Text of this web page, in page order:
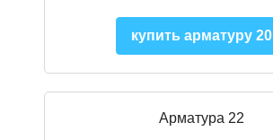
купить арматуру 20
Арматура 22